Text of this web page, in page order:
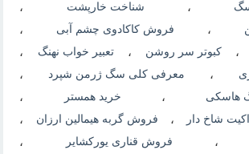
، شناخت خارپشت ،
، فروش کاکادوی چشم آبی ،
، کبوتر سر روشن ، تعبیر خواب نهنگ ،
، معرفی کلی سگ ژرمن شپرد ،
هاسکی ، خرید همستر ،
شاخ دار ، فروش گربه هیمالین ارزان ،
، فروش قناری یورکشایر ،